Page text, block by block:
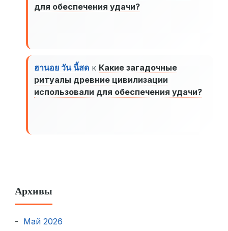
для обеспечения удачи?
ฮานอย วัน นี้สด к Какие загадочные
ритуалы древние цивилизации
использовали для обеспечения удачи?
Архивы
Май 2026